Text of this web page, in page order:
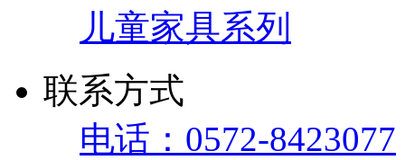
儿童家具系列
联系方式
电话：0572-8423077